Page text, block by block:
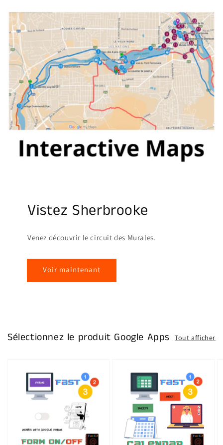
Vistez Sherbrooke
Venez découvrir le circuit des Murales.
Voir maintenant
Sélectionnez le produit Google Apps Tout afficher